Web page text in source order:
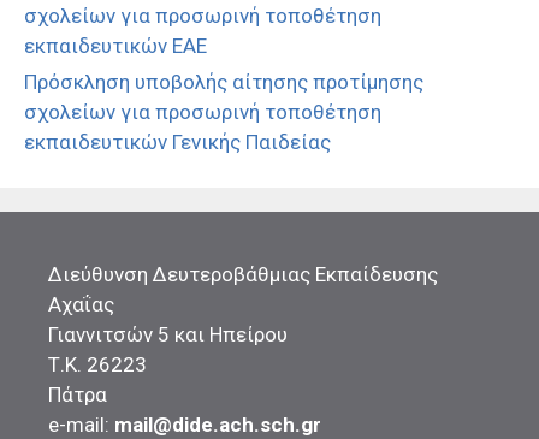
σχολείων για προσωρινή τοποθέτηση
εκπαιδευτικών ΕΑΕ
Πρόσκληση υποβολής αίτησης προτίμησης
σχολείων για προσωρινή τοποθέτηση
εκπαιδευτικών Γενικής Παιδείας
Διεύθυνση Δευτεροβάθμιας Εκπαίδευσης
Αχαΐας
Γιαννιτσών 5 και Ηπείρου
Τ.Κ. 26223
Πάτρα
e-mail: mail@dide.ach.sch.gr